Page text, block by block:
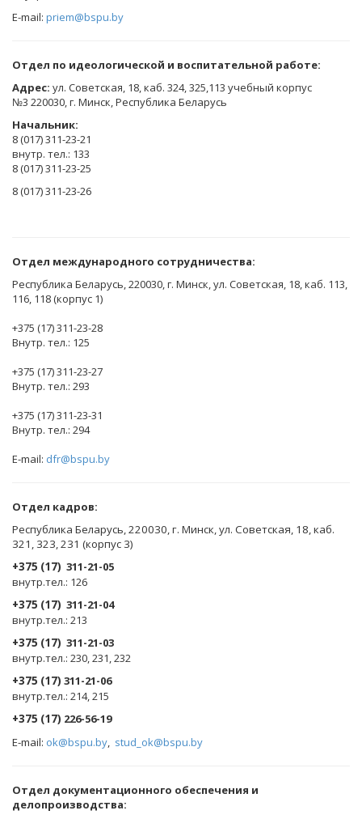
E-mail: priem@bspu.by
Отдел по идеологической и воспитательной работе:
Адрес: ул. Советская, 18, каб. 324, 325,113 учебный корпус
№3 220030, г. Минск, Республика Беларусь
Начальник:
8 (017) 311-23-21
внутр. тел.: 133
8 (017) 311-23-25
8 (017) 311-23-26
Отдел международного сотрудничества:
Республика Беларусь, 220030, г. Минск, ул. Советская, 18, каб. 113,
116, 118 (корпус 1)
+375 (17) 311-23-28
Внутр. тел.: 125
+375 (17) 311-23-27
Внутр. тел.: 293
+375 (17) 311-23-31
Внутр. тел.: 294
E-mail: dfr@bspu.by
Отдел кадров:
Республика Беларусь, 220030, г. Минск, ул. Советская, 18, каб.
321, 323, 231 (корпус 3)
+375 (17) 311-21-05
внутр.тел.: 126
+375 (17) 311-21-04
внутр.тел.: 213
+375 (17) 311-21-03
внутр.тел.: 230, 231, 232
+375 (17) 311-21-06
внутр.тел.: 214, 215
+375 (17) 226-56-19
E-mail: ok@bspu.by, stud_ok@bspu.by
Oтдел документационного обеспечения и
делопроизводства: